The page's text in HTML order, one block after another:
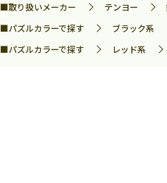
■取り扱いメーカー テンヨー
■パズルカラーで探す ブラック系
■パズルカラーで探す レッド系